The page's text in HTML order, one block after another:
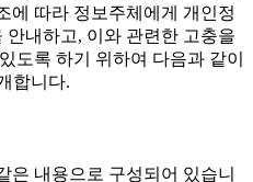
에 따라 정보주체에게 개인정
안내하고, 이와 관련한 고충을
도록 하기 위하여 다음과 같이
합니다.
은 내용으로 구성되어 있습니